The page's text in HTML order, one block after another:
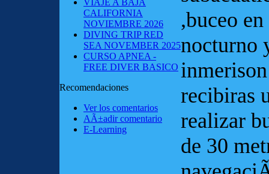
VIAJE A BAJA
CALIFORNIA
NOVIEMBRE 2026
DIVING TRIP RED
SEA NOVEMBER 2025
CURSO APNEA -
FREE DIVER BASICO
Recomendaciones
Ver los comentarios
AÃ±adir comentario
E-Learning
,buceo
nocturno
recibiras
realizar
de 30